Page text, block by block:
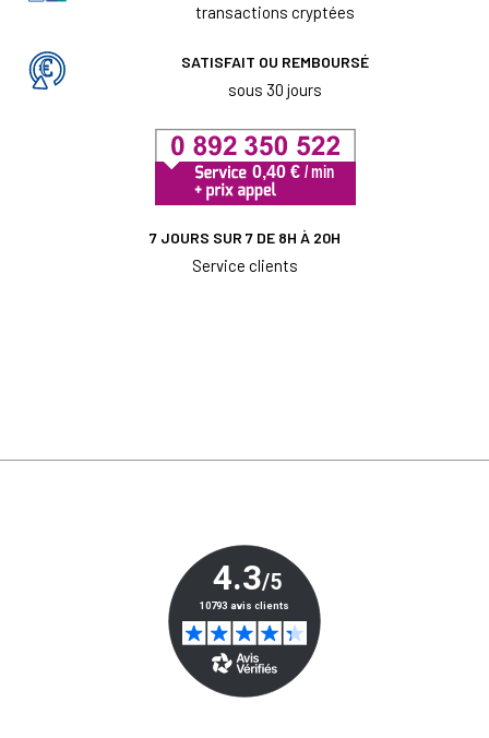
transactions cryptées
SATISFAIT OU REMBOURSÉ
sous 30 jours
7 JOURS SUR 7 DE 8H À 20H
Service clients